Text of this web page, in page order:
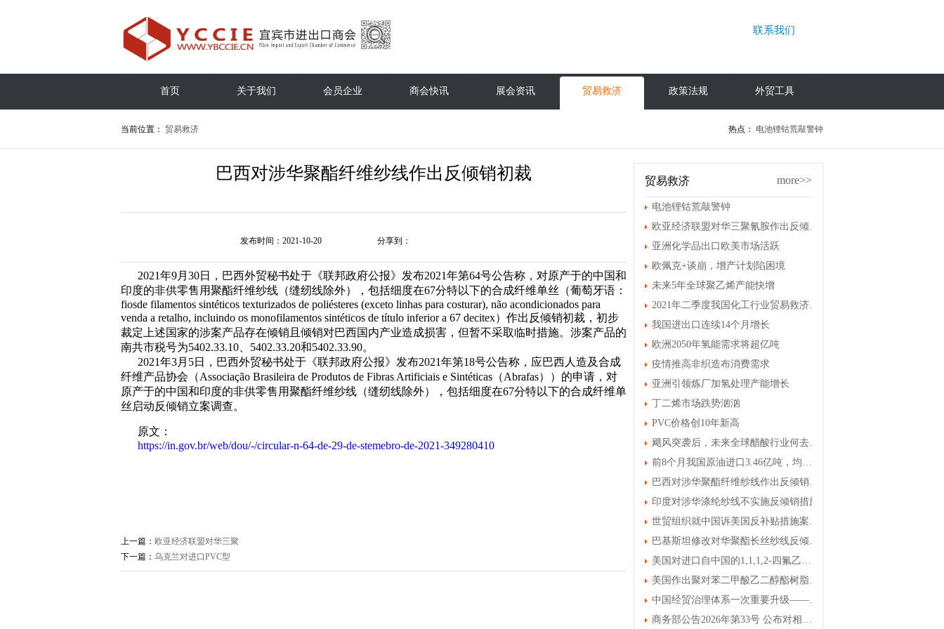
联系我们
首页 关于我们 会员企业 商会快讯 展会资讯 贸易救济 政策法规 外贸工具
当前位置： 贸易救济 热点： 电池锂钴荒敲警钟
巴西对涉华聚酯纤维纱线作出反倾销初裁
发布时间：2021-10-20 分享到：
2021年9月30日，巴西外贸秘书处于《联邦政府公报》发布2021年第64号公告称，对原产于的中国和
印度的非供零售用聚酯纤维纱线（缝纫线除外），包括细度在67分特以下的合成纤维单丝（葡萄牙语：
fiosde filamentos sintéticos texturizados de poliésteres (exceto linhas para costurar), não acondicionados para
venda a retalho, incluindo os monofilamentos sintéticos de título inferior a 67 decitex）作出反倾销初裁，初步
裁定上述国家的涉案产品存在倾销且倾销对巴西国内产业造成损害，但暂不采取临时措施。涉案产品的
南共市税号为5402.33.10、5402.33.20和5402.33.90。
2021年3月5日，巴西外贸秘书处于《联邦政府公报》发布2021年第18号公告称，应巴西人造及合成
纤维产品协会（Associação Brasileira de Produtos de Fibras Artificiais e Sintéticas（Abrafas））的申请，对
原产于的中国和印度的非供零售用聚酯纤维纱线（缝纫线除外），包括细度在67分特以下的合成纤维单
丝启动反倾销立案调查。
原文：
https://in.gov.br/web/dou/-/circular-n-64-de-29-de-stemebro-de-2021-349280410
上一篇： 欧亚经济联盟对华三聚
下一篇： 乌克兰对进口PVC型
贸易救济 more>>
电池锂钴荒敲警钟
欧亚经济联盟对华三聚氰胺作出反倾销终裁
亚洲化学品出口欧美市场活跃
欧佩克+谈崩，增产计划陷困境
未来5年全球聚乙烯产能快增
2021年二季度我国化工行业贸易救济案件情况
我国进出口连续14个月增长
欧洲2050年氢能需求将超亿吨
疫情推高非织造布消费需求
亚洲引领炼厂加氢处理产能增长
丁二烯市场跌势汹汹
PVC价格创10年新高
飓风突袭后，未来全球醋酸行业何去何从
前8个月我国原油进口3.46亿吨，均价上涨30.7%
巴西对涉华聚酯纤维纱线作出反倾销初裁
印度对涉华涤纶纱线不实施反倾销措施
世贸组织就中国诉美国反补贴措施案发布裁决
巴基斯坦修改对华聚酯长丝纱线反倾销终裁结果
美国对进口自中国的1,1,1,2-四氟乙烷进行第一次反倾销日落复审立案调查
美国作出聚对苯二甲酸乙二醇酯树脂第一次双反日落复审产业损害终裁
中国经贸治理体系一次重要升级——专家解读中国首例对外贸易国家安全调查
商务部公告2026年第33号 公布对相关进口打印复印办公设备发起对外贸易国家安全立案调查